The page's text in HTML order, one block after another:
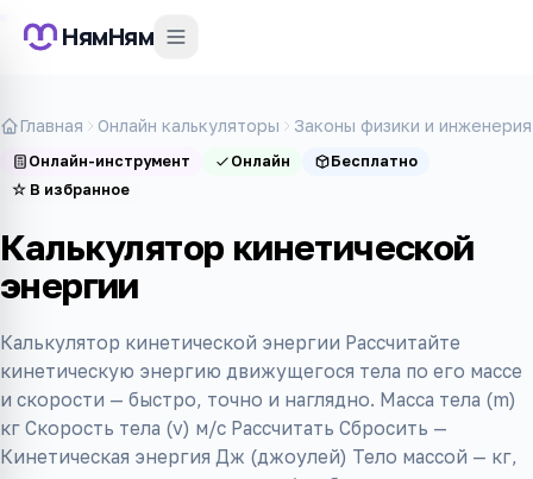
НямНям
Главная Онлайн калькуляторы Законы физики и инженерия
Онлайн-инструмент Онлайн
Бесплатно
☆ В избранное
Калькулятор кинетической
энергии
Калькулятор кинетической энергии Рассчитайте
кинетическую энергию движущегося тела по его массе
и скорости — быстро, точно и наглядно. Масса тела (m)
кг Скорость тела (v) м/с Рассчитать Сбросить —
Кинетическая энергия Дж (джоулей) Тело массой — кг,